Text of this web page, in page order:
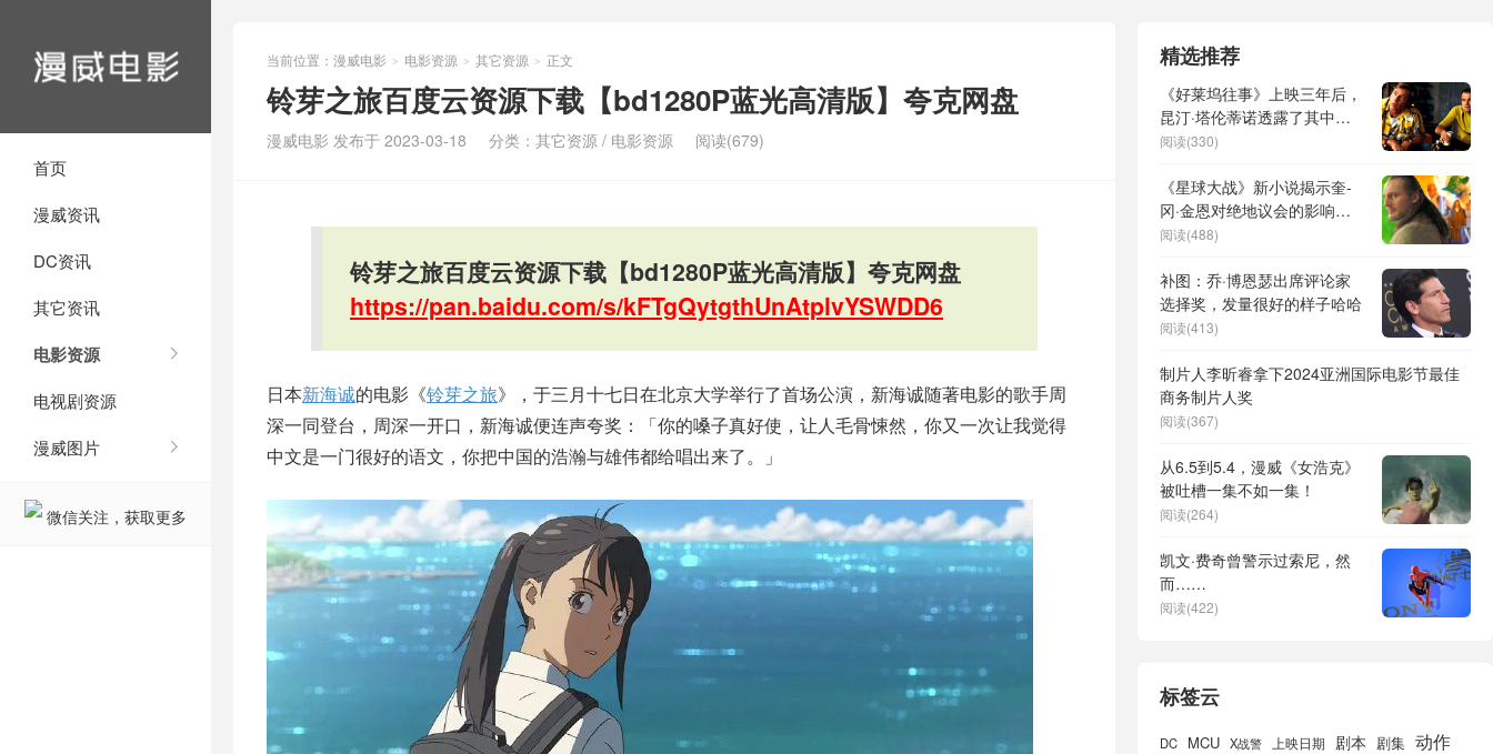
首页
漫威资讯
DC资讯
其它资讯
电影资源
电视剧资源
漫威图片
微信关注，获取更多
当前位置： 漫威电影 > 电影资源 > 其它资源 > 正文
铃芽之旅百度云资源下载【bd1280P蓝光高清版】夸克网盘
漫威电影 发布于 2023-03-18 分类： 其它资源 / 电影资源 阅读(679)
铃芽之旅百度云资源下载【bd1280P蓝光高清版】夸克网盘
https://pan.baidu.com/s/kFTgQytgthUnAtplvYSWDD6
日本新海诚的电影《铃芽之旅》，于三月十七日在北京大学举行了首场公演，新海诚随著电影的歌手周
深一同登台，周深一开口，新海诚便连声夸奖：「你的嗓子真好使，让人毛骨悚然，你又一次让我觉得
中文是一门很好的语文，你把中国的浩瀚与雄伟都给唱出来了。」
精选推荐
《好莱坞往事》上映三年后，
昆汀·塔伦蒂诺透露了其中一
个角色的命运
阅读(330)
《星球大战》新小说揭示奎-
冈·金恩对绝地议会的影响与
启示
阅读(488)
补图：乔·博恩瑟出席评论家
选择奖，发量很好的样子哈哈
阅读(413)
制片人李昕睿拿下2024亚洲国际电影节最佳
商务制片人奖
阅读(367)
从6.5到5.4，漫威《女浩克》
被吐槽一集不如一集！
阅读(264)
凯文·费奇曾警示过索尼，然
而……
阅读(422)
标签云
DC MCU X战警 上映日期 剧本 剧集 动作